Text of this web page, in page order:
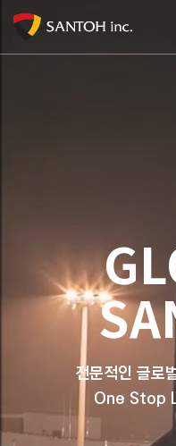
전문적인 글로
One Stop